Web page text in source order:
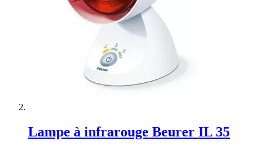
Lampe à infrarouge Beurer IL 35